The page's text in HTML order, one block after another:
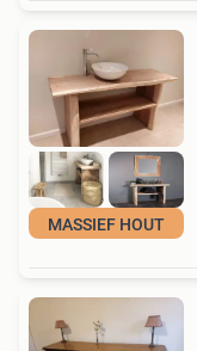
MASSIEF HOUT